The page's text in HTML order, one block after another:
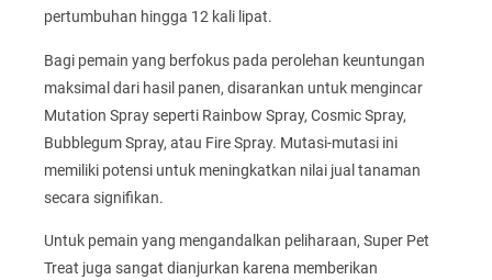
pertumbuhan hingga 12 kali lipat.
Bagi pemain yang berfokus pada perolehan keuntungan
maksimal dari hasil panen, disarankan untuk mengincar
Mutation Spray seperti Rainbow Spray, Cosmic Spray,
Bubblegum Spray, atau Fire Spray. Mutasi-mutasi ini
memiliki potensi untuk meningkatkan nilai jual tanaman
secara signifikan.
Untuk pemain yang mengandalkan peliharaan, Super Pet
Treat juga sangat dianjurkan karena memberikan